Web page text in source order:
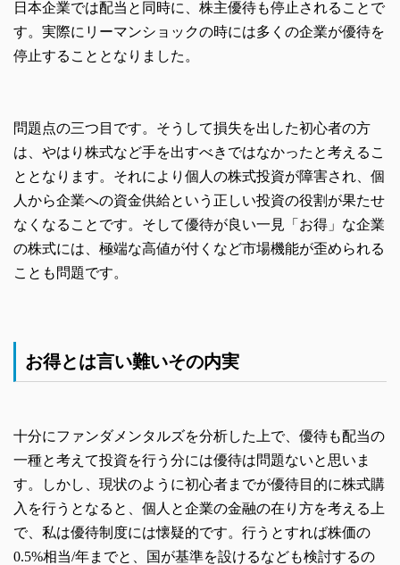
日本企業では配当と同時に、株主優待も停止されることで
す。実際にリーマンショックの時には多くの企業が優待を
停止することとなりました。
問題点の三つ目です。そうして損失を出した初心者の方
は、やはり株式など手を出すべきではなかったと考えるこ
ととなります。それにより個人の株式投資が障害され、個
人から企業への資金供給という正しい投資の役割が果たせ
なくなることです。そして優待が良い一見「お得」な企業
の株式には、極端な高値が付くなど市場機能が歪められる
ことも問題です。
お得とは言い難いその内実
十分にファンダメンタルズを分析した上で、優待も配当の
一種と考えて投資を行う分には優待は問題ないと思いま
す。しかし、現状のように初心者までが優待目的に株式購
入を行うとなると、個人と企業の金融の在り方を考える上
で、私は優待制度には懐疑的です。行うとすれば株価の
0.5%相当/年までと、国が基準を設けるなども検討するの